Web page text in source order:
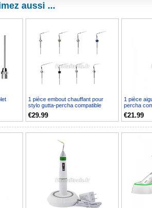
aussi ...
1 pièce embout chauffant pour
stylo gutta-percha compatible
Woodpecker Fi-P
€29.99
1 pièce
percha
E système
€21.99